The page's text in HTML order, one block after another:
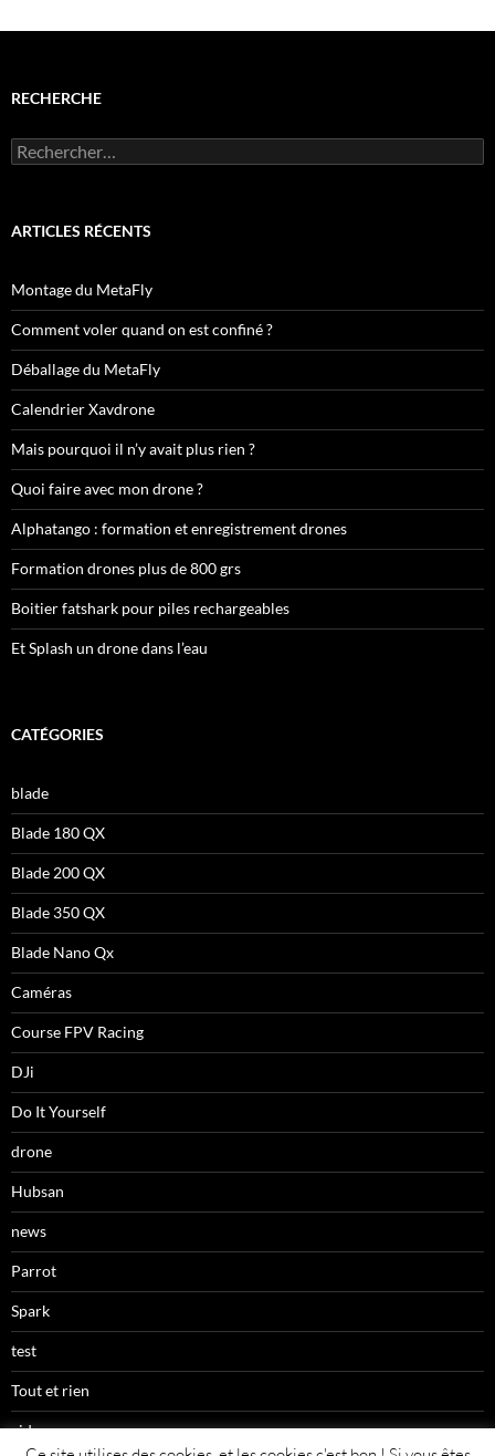
RECHERCHE
Rechercher :
ARTICLES RÉCENTS
Montage du MetaFly
Comment voler quand on est confiné ?
Déballage du MetaFly
Calendrier Xavdrone
Mais pourquoi il n’y avait plus rien ?
Quoi faire avec mon drone ?
Alphatango : formation et enregistrement drones
Formation drones plus de 800 grs
Boitier fatshark pour piles rechargeables
Et Splash un drone dans l’eau
CATÉGORIES
blade
Blade 180 QX
Blade 200 QX
Blade 350 QX
Blade Nano Qx
Caméras
Course FPV Racing
DJi
Do It Yourself
drone
Hubsan
news
Parrot
Spark
test
Tout et rien
videos